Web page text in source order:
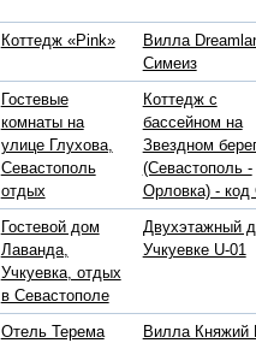
Коттедж «Pink»
Вилла
Симеиз
Гостевые
комнаты на
улице Глухова,
Севастополь
отдых
Коттедж с
бассейном на
Звездном
(Севастополь -
Орловка) - код
Гостевой дом
Лаванда,
Учкуевка, отдых
в Севастополе
Двухэтажный
Учкуевке U-01
Отель Терема Вилла Княжий